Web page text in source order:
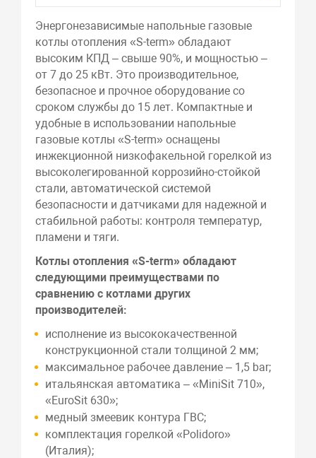
Энергонезависимые напольные газовые
котлы отопления «S-term» обладают
высоким КПД – свыше 90%, и мощностью –
от 7 до 25 кВт. Это производительное,
безопасное и прочное оборудование со
сроком службы до 15 лет. Компактные и
удобные в использовании напольные
газовые котлы «S-term» оснащены
инжекционной низкофакельной горелкой из
высоколегированной коррозийно-стойкой
стали, автоматической системой
безопасности и датчиками для надежной и
стабильной работы: контроля температур,
пламени и тяги.
Котлы отопления «S-term» обладают
следующими преимуществами по
сравнению с котлами других
производителей:
исполнение из высококачественной
конструкционной стали толщиной 2 мм;
максимальное рабочее давление – 1,5 bar;
итальянская автоматика – «MiniSit 710»,
«EuroSit 630»;
медный змеевик контура ГВС;
комплектация горелкой «Polidoro»
(Италия);